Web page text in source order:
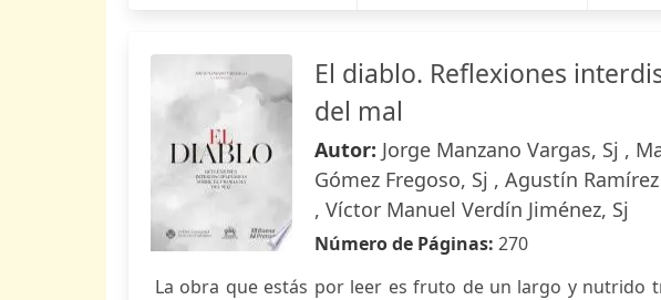
El diablo. Reflexiones
del mal
Autor: Jorge Manzano Vargas, Sj ,
Gómez Fregoso, Sj , Agustín
, Víctor Manuel Verdín Jiménez, Sj
Número de Páginas: 270
La obra que estás por leer es fruto de un largo y nutrido